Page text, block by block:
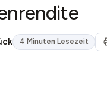
4 Minuten Lesezeit